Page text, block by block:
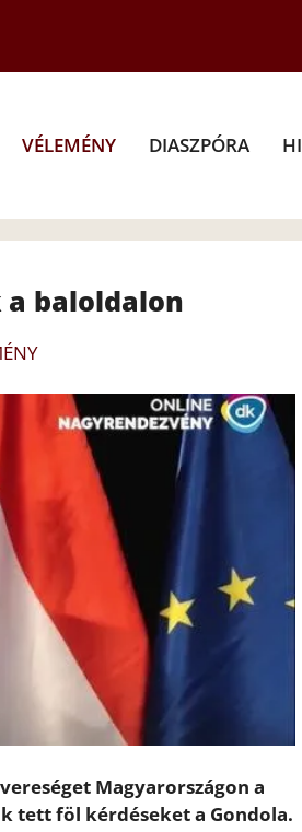
VÉLEMÉNY DIASZPÓRA
baloldalon
Magyarországon a
tett föl kérdéseket a Gondola.